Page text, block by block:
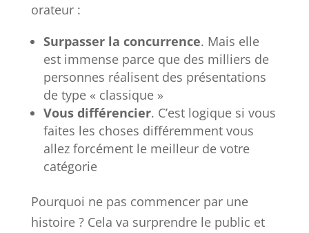
orateur :
Surpasser la concurrence. Mais elle
est immense parce que des milliers de
personnes réalisent des présentations
de type « classique »
Vous différencier. C’est logique si vous
faites les choses différemment vous
allez forcément le meilleur de votre
catégorie
Pourquoi ne pas commencer par une
histoire ? Cela va surprendre le public et